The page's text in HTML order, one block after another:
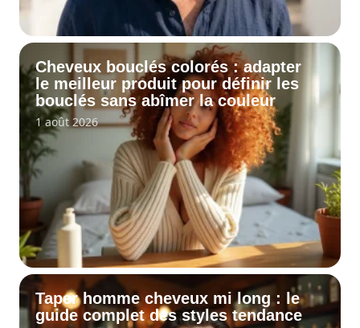
Cheveux bouclés colorés : adapter
le meilleur produit pour définir les
bouclés sans abîmer la couleur
1 août 2026
Taper homme cheveux mi long : le
guide complet des styles tendance